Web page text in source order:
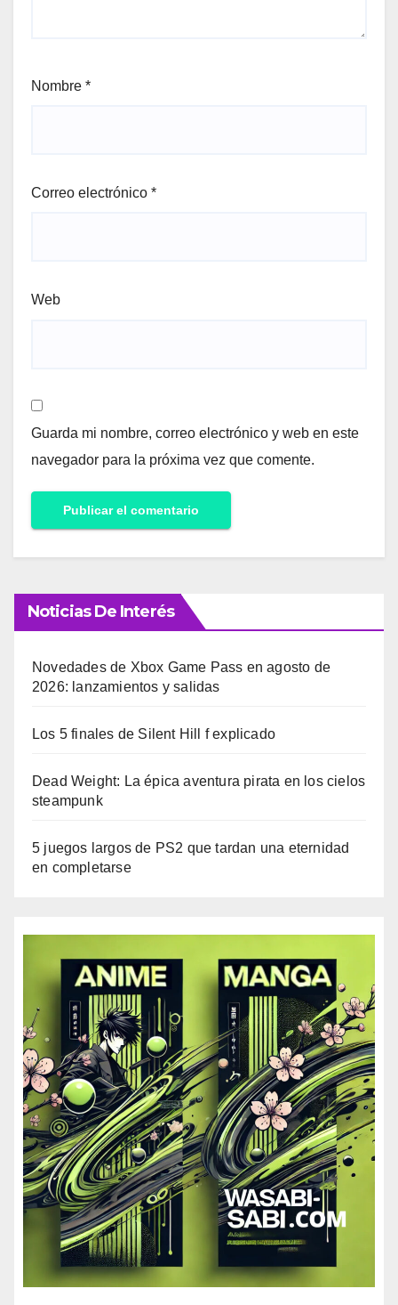
Nombre *
Correo electrónico *
Web
Guarda mi nombre, correo electrónico y web en este
navegador para la próxima vez que comente.
Noticias De Interés
Novedades de Xbox Game Pass en agosto de
2026: lanzamientos y salidas
Los 5 finales de Silent Hill f explicado
Dead Weight: La épica aventura pirata en los cielos
steampunk
5 juegos largos de PS2 que tardan una eternidad
en completarse